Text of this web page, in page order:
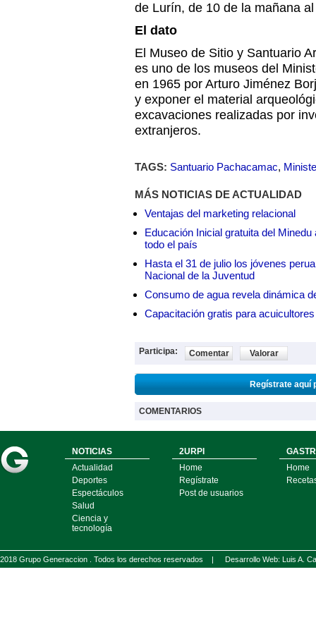
de Lurín, de 10 de la mañana
El dato
El Museo de Sitio y Santuario
es uno de los museos del
en 1965 por Arturo Jiménez
y exponer el material
excavaciones realizadas por
extranjeros.
TAGS: Santuario Pachacamac,
MÁS NOTICIAS DE ACTUALIDAD
Ventajas del marketing relacional
Educación Inicial gratuita del
todo el país
Hasta el 31 de julio los jóvenes
Nacional de la Juventud
Consumo de agua revela dinámica
Capacitación gratis para
Participa: Comentar Valorar
Regístrate aquí
COMENTARIOS
NOTICIAS
Actualidad
Deportes
Espectáculos
Salud
Ciencia y
tecnología
2URPI
Home
Regístrate
Post de usuarios
Home
2018 Grupo Generaccion . Todos los derechos reservados | Desarrollo Web: Luis